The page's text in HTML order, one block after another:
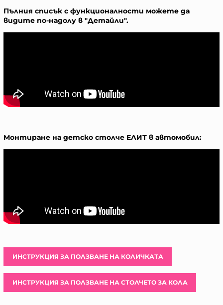
Пълния списък с функционалности можете да
видите по-надолу в "Детайли".
Монтиране на детско столче ЕЛИТ в автомобил:
ИНСТРУКЦИЯ ЗА ПОЛЗВАНЕ НА КОЛИЧКАТА
ИНСТРУКЦИЯ ЗА ПОЛЗВАНЕ НА СТОЛЧЕТО ЗА КОЛА